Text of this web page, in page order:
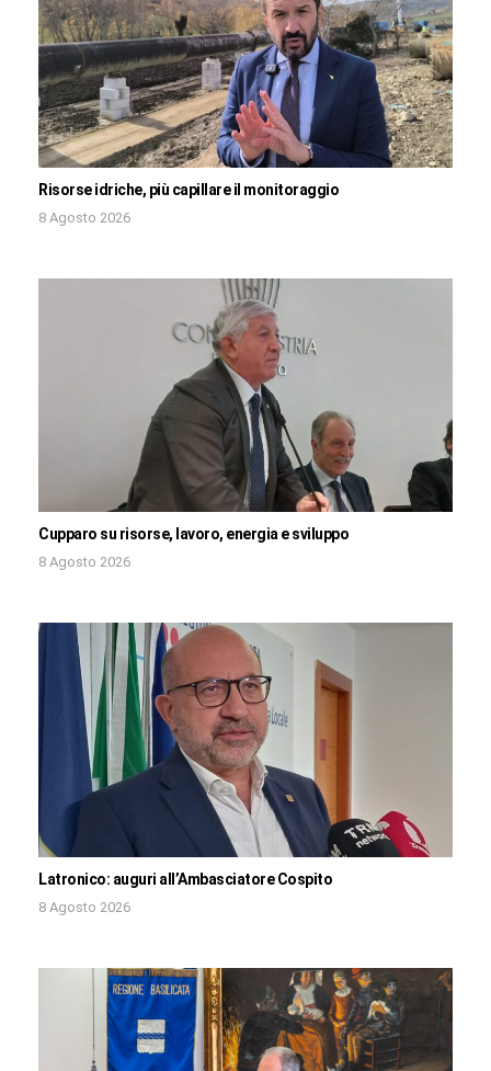
Risorse idriche, più capillare il monitoraggio
8 Agosto 2026
Cupparo su risorse, lavoro, energia e sviluppo
8 Agosto 2026
Latronico: auguri all’Ambasciatore Cospito
8 Agosto 2026